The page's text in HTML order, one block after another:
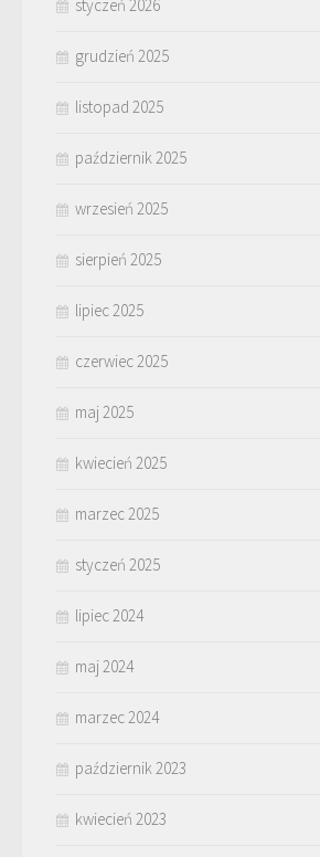
styczeń 2026
grudzień 2025
listopad 2025
październik 2025
wrzesień 2025
sierpień 2025
lipiec 2025
czerwiec 2025
maj 2025
kwiecień 2025
marzec 2025
styczeń 2025
lipiec 2024
maj 2024
marzec 2024
październik 2023
kwiecień 2023